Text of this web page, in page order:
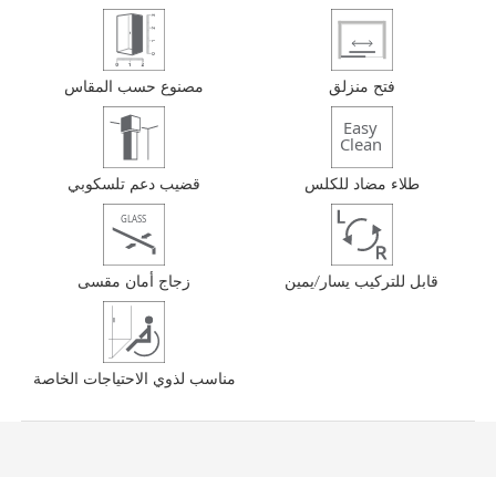
مصنوع حسب المقاس فتح منزلق
قضيب دعم تلسكوبي طلاء مضاد للكلس
زجاج أمان مقسى قابل للتركيب يسار/يمين
مناسب لذوي الاحتياجات الخاصة